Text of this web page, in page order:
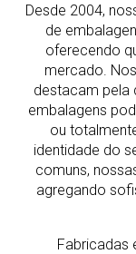
Desde 2004,
de
oferecendo
mercado.
destacam pela
embalagens
ou
identidade do
comuns,
agregando
Fabricadas